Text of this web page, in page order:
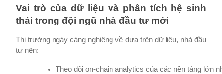
Vai trò của dữ liệu và phân tích hệ sinh
thái trong đội ngũ nhà đầu tư mới
Thị trường ngày càng nghiêng về dựa trên dữ liệu, nhà đầu
tư nên:
Theo dõi on-chain analytics của các nền tảng lớn